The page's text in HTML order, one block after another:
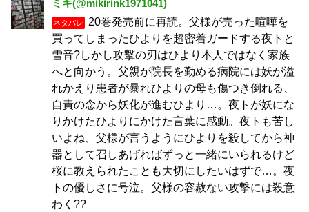
ミキ(@mikirink1971041)
ネタバレ
20巻発売前に再読。父様が売った喧嘩を
買ってしまったひよりを超密着ガードする夜トと
雪音?しかし攻撃の刃はひより本人ではなく家族
へと向かう。父親が院長を勤める病院には妖が溢
れかえり患者が暴れひよりの母も傷つき倒れる、
自責の念から妖化が進むひより…。夜トが妖にな
りかけたひよりにかけた言葉に感動。夜トも苦し
いよね、父様が言うようにひよりを殺してから神
器として召しあげればずっと一緒にいられるけど
桜に教えられたことも大切にしたいはずで…。夜
トの優しさに号泣。父様の容赦ない攻撃には殺意
わく??